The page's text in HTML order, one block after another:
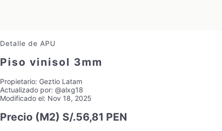
Detalle de APU
Piso vinisol 3mm
Propietario: Geztio Latam
Actualizado por: @alxg18
Modificado el: Nov 18, 2025
Precio (M2) S/.56,81 PEN